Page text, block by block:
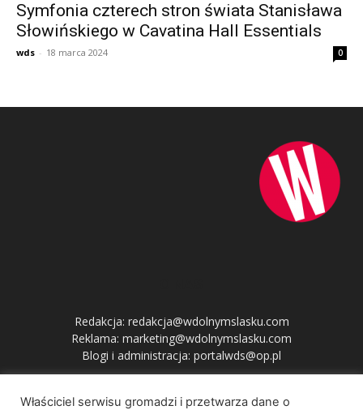
Symfonia czterech stron świata Stanisława
Słowińskiego w Cavatina Hall Essentials
wds - 18 marca 2024 0
Redakcja: redakcja@wdolnymslasku.com
Reklama: marketing@wdolnymslasku.com
Blogi i administracja: portalwds@op.pl
Właściciel serwisu gromadzi i przetwarza dane o